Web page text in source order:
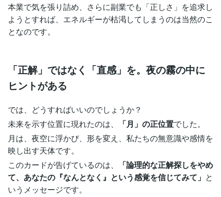
本業で気を張り詰め、さらに副業でも「正しさ」を追求し
ようとすれば、エネルギーが枯渇してしまうのは当然のこ
となのです。
「正解」ではなく「直感」を。夜の霧の中に
ヒントがある
では、どうすればいいのでしょうか？
未来を示す位置に現れたのは、
「月」の正位置でした。
月は、夜空に浮かび、形を変え、私たちの無意識や感情を
映し出す天体です。
このカードが告げているのは、
「論理的な正解探しをやめ
て、あなたの『なんとなく』という感覚を信じてみて」 と
いうメッセージです。